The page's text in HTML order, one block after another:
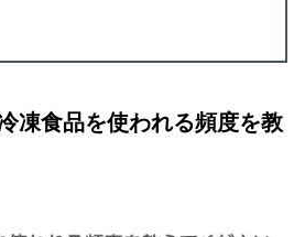
凍食品を使われる頻度を教